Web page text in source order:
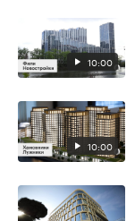
10:00
10:00